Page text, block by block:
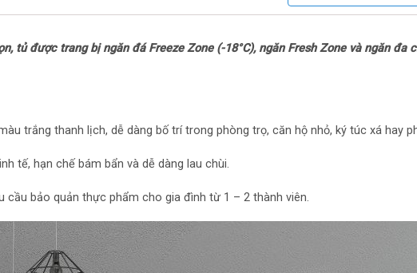
Mức tiêu thụ điện năng
Công nghệ bảo quản
Tiện ích
Tiện ích: Đèn LED chiếu
tủ được trang bị ngăn đá Freeze Zone (-18°C), ngăn Fresh Zone và ngăn
trắng thanh lịch, dễ dàng bố trí trong phòng trọ, căn hộ nhỏ, ký túc xá hay
tế, hạn chế bám bẩn và dễ dàng lau chùi.
cầu bảo quản thực phẩm cho gia đình từ 1 – 2 thành viên.